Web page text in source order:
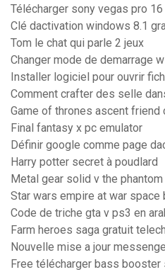
Télécharger sony vegas pro
Clé dactivation windows 8.1
Tom le chat qui parle 2 jeux
Changer mode de demarrage
Installer logiciel pour ouvrir
Comment crafter des selle
Game of thrones ascent friend
Final fantasy x pc emulator
Définir google comme page
Harry potter secret à poudlard
Metal gear solid v the
Star wars empire at war space
Code de triche gta v ps3 en
Farm heroes saga gratuit
Nouvelle mise a jour
Free télécharger bass